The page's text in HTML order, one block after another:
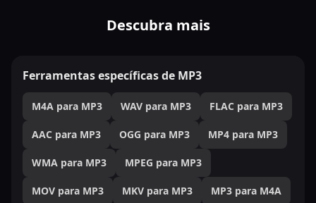
Descubra mais
Ferramentas específicas de MP3
M4A para MP3 WAV para MP3 FLAC para MP3
AAC para MP3 OGG para MP3 MP4 para MP3
WMA para MP3 MPEG para MP3
MOV para MP3 MKV para MP3 MP3 para M4A